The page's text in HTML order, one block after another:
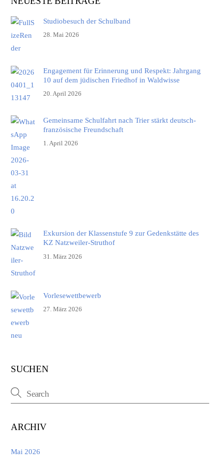
Studiobesuch der Schulband
28. Mai 2026
Engagement für Erinnerung und Respekt: Jahrgang
10 auf dem jüdischen Friedhof in Waldwisse
20. April 2026
Gemeinsame Schulfahrt nach Trier stärkt deutsch-
französische Freundschaft
1. April 2026
Exkursion der Klassenstufe 9 zur Gedenkstätte des
KZ Natzweiler-Struthof
31. März 2026
Vorlesewettbewerb
27. März 2026
SUCHEN
ARCHIV
Mai 2026